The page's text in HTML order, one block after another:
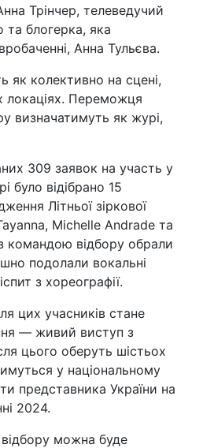
Трінчер, телеведучий
блогерка, яка
Анна Тульєва.
як колективно на сцені,
локаціях. Переможця
визначатимуть як журі,
309 заявок на участь у
було відібрано 15
Літньої зіркової
Michelle Andrade та
командою відбору обрали
подолали вокальні
з хореографії.
цих учасників стане
— живий виступ з
цього оберуть шістьох
у національному
представника України на
2024.
відбору можна буде